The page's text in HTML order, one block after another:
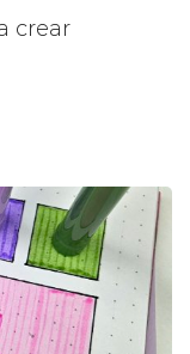
crear